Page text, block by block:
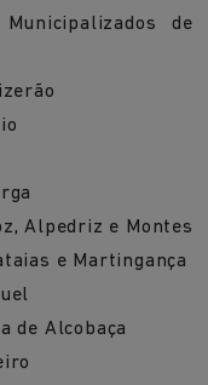
de
Alpedriz e Montes
e Martingança
de Alcobaça